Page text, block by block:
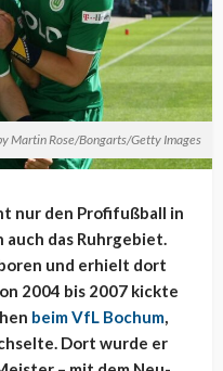
Martin Rose/Bongarts/Getty Images
nur den Profifußball in
das Ruhrgebiet.
und erhielt dort
2004 bis 2007 kickte
beim VfL Bochum,
Dort wurde er